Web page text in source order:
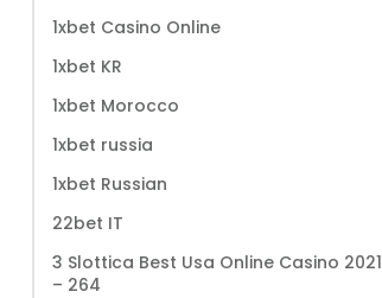
1xbet Casino Online
1xbet KR
1xbet Morocco
1xbet russia
1xbet Russian
22bet IT
3 Slottica Best Usa Online Casino 2021
– 264